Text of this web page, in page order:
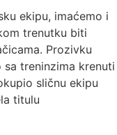
ekipu, imaćemo i
trenutku biti
Prozivku
treninzima krenuti
sličnu ekipu
titulu